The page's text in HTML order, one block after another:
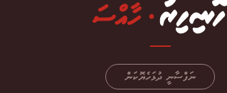
ނަފްސާނީ ދުޅަހެޔޮކަން